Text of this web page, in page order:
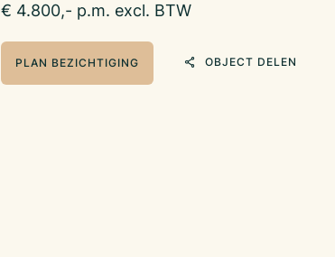
€ 4.800,- p.m. excl. BTW
PLAN BEZICHTIGING OBJECT DELEN